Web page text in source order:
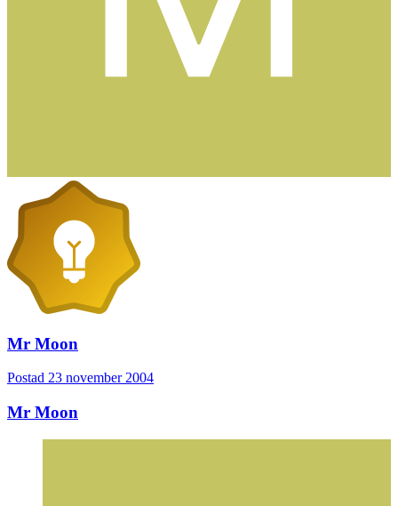
Mr Moon
Postad 23 november 2004
Mr Moon